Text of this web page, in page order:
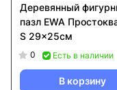
Деревянный
пазл EWA
S 29x25см
0 Есть в наличии
В корзину